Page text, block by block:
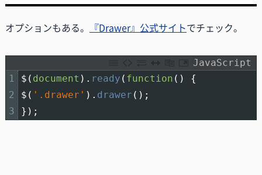
オプションもある。 『Drawer』公式サイトでチェック。
JavaScript
1
2
3
$ ( document ) . ready ( function ( )
{
$ ( '.drawer' ) . drawer ( ) ;
} ) ;